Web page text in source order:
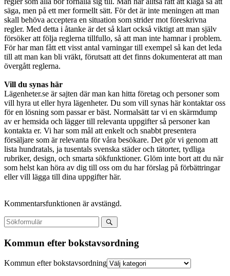
säga, men på ett mer formellt sätt. För det är inte meningen att man
skall behöva acceptera en situation som strider mot föreskrivna
regler. Med detta i åtanke är det så klart också viktigt att man själv
försöker att följa reglerna tillfullo, så att man inte hamnar i problem.
För har man fått ett visst antal varningar till exempel så kan det leda
till att man kan bli vräkt, förutsatt att det finns dokumenterat att man
övergått reglerna.
Vill du synas här
Lägenheter.se är sajten där man kan hitta företag och personer som
vill hyra ut eller hyra lägenheter. Du som vill synas här kontaktar oss
för en lösning som passar er bäst. Normalsätt tar vi en skärmdump
av er hemsida och lägger till relevanta uppgifter så personer kan
kontakta er. Vi har som mål att enkelt och snabbt presentera
försäljare som är relevanta för våra besökare. Det gör vi genom att
lista hundratals, ja tusentals svenska städer och tätorter, tydliga
rubriker, design, och smarta sökfunktioner. Glöm inte bort att du när
som helst kan höra av dig till oss om du har förslag på förbättringar
eller vill lägga till dina uppgifter här.
Kommentarsfunktionen är avstängd.
Kommun efter bokstavsordning
Kommun efter bokstavsordning